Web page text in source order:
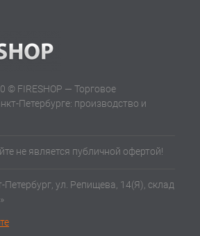
© FIRESHOP — Торговое
Петербурге: производство и
не является публичной офертой!
Петербург, ул. Репищева, 14(Я), склад